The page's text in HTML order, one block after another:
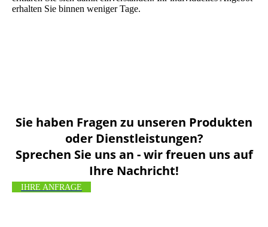
erhalten Sie binnen weniger Tage.
Sie haben Fragen zu unseren Produkten
oder Dienstleistungen?
Sprechen Sie uns an - wir freuen uns auf
Ihre Nachricht!
IHRE ANFRAGE